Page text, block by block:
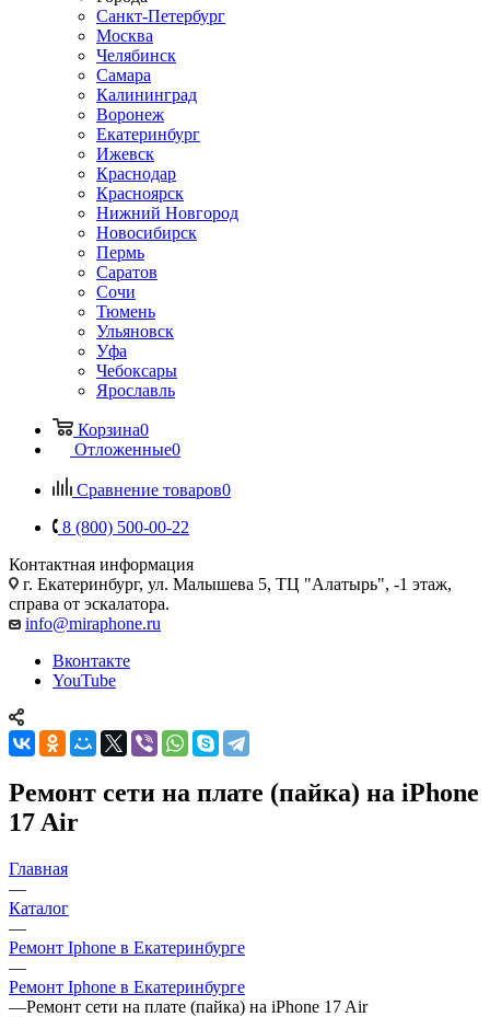
Санкт-Петербург
Москва
Челябинск
Самара
Калининград
Воронеж
Екатеринбург
Ижевск
Краснодар
Красноярск
Нижний Новгород
Новосибирск
Пермь
Саратов
Сочи
Тюмень
Ульяновск
Уфа
Чебоксары
Ярославль
Корзина0
Отложенные0
Сравнение товаров0
8 (800) 500-00-22
Контактная информация
г. Екатеринбург, ул. Малышева 5, ТЦ "Алатырь", -1 этаж,
справа от эскалатора.
info@miraphone.ru
Вконтакте
YouTube
Ремонт сети на плате (пайка) на iPhone
17 Air
Главная
—
Каталог
—
Ремонт Iphone в Екатеринбурге
—
Ремонт Iphone в Екатеринбурге
—Ремонт сети на плате (пайка) на iPhone 17 Air